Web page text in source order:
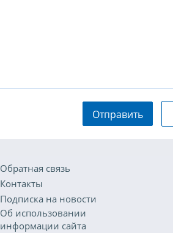
Отправить
Обратная связь
Контакты
Подписка на новости
Об использовании
информации сайта